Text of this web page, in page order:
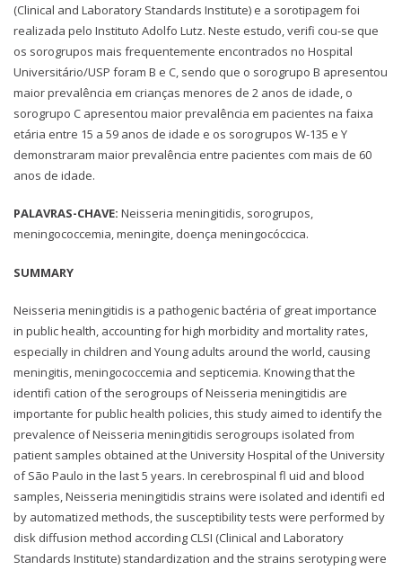
(Clinical and Laboratory Standards Institute) e a sorotipagem foi
realizada pelo Instituto Adolfo Lutz. Neste estudo, verifi cou-se que
os sorogrupos mais frequentemente encontrados no Hospital
Universitário/USP foram B e C, sendo que o sorogrupo B apresentou
maior prevalência em crianças menores de 2 anos de idade, o
sorogrupo C apresentou maior prevalência em pacientes na faixa
etária entre 15 a 59 anos de idade e os sorogrupos W-135 e Y
demonstraram maior prevalência entre pacientes com mais de 60
anos de idade.
PALAVRAS-CHAVE: Neisseria meningitidis, sorogrupos,
meningococcemia, meningite, doença meningocóccica.
SUMMARY
Neisseria meningitidis is a pathogenic bactéria of great importance
in public health, accounting for high morbidity and mortality rates,
especially in children and Young adults around the world, causing
meningitis, meningococcemia and septicemia. Knowing that the
identifi cation of the serogroups of Neisseria meningitidis are
importante for public health policies, this study aimed to identify the
prevalence of Neisseria meningitidis serogroups isolated from
patient samples obtained at the University Hospital of the University
of São Paulo in the last 5 years. In cerebrospinal fl uid and blood
samples, Neisseria meningitidis strains were isolated and identifi ed
by automatized methods, the susceptibility tests were performed by
disk diffusion method according CLSI (Clinical and Laboratory
Standards Institute) standardization and the strains serotyping were